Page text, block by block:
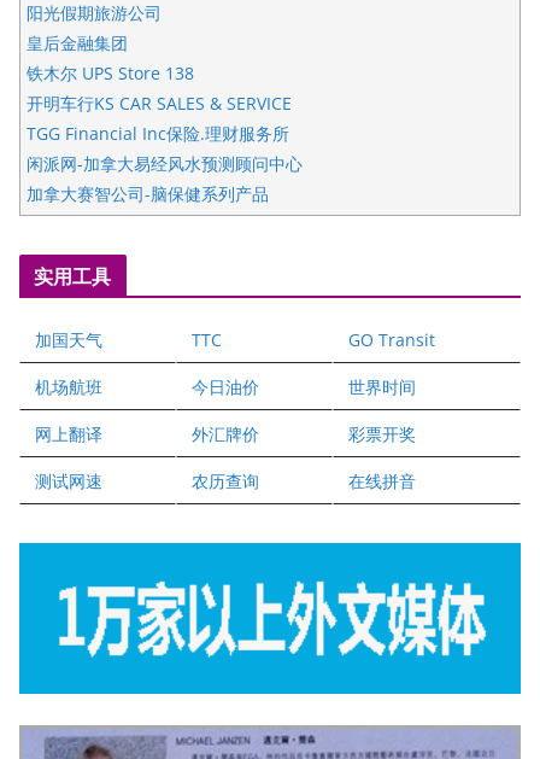
阳光假期旅游公司
皇后金融集团
铁木尔 UPS Store 138
开明车行KS CAR SALES & SERVICE
TGG Financial Inc保险.理财服务所
闲派网-加拿大易经风水预测顾问中心
加拿大赛智公司-脑保健系列产品
五星国艺拍卖及评估公司
国际注册执业营养师公会
爱德华连锁酒店万锦分店
健健宝公司
二十一世纪美联地产公司
全球趋势移民留学
盛达资本
正点印艺设计
实用工具
加国天气 TTC GO Transit
机场航班 今日油价 世界时间
网上翻译 外汇牌价 彩票开奖
测试网速 农历查询 在线拼音